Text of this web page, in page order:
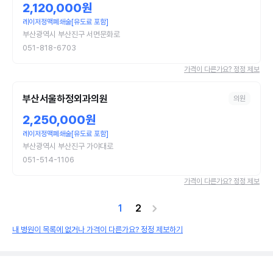
2,120,000원
레이저정맥폐쇄술[유도료 포함]
부산광역시 부산진구 서면문화로
051-818-6703
가격이 다른가요? 정정 제보
부산서울하정외과의원 의원
2,250,000원
레이저정맥폐쇄술[유도료 포함]
부산광역시 부산진구 가야대로
051-514-1106
가격이 다른가요? 정정 제보
1 2
내 병원이 목록에 없거나 가격이 다른가요? 정정 제보하기